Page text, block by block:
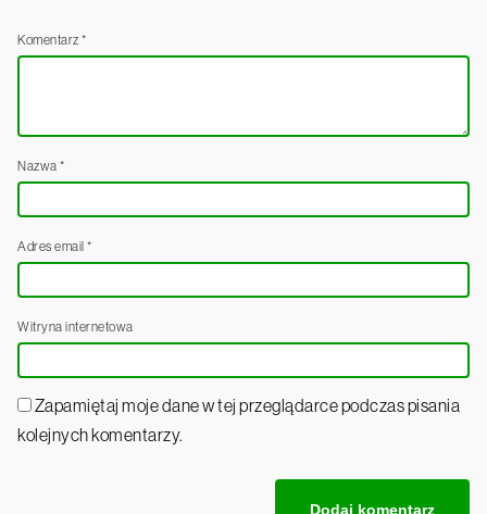
Komentarz *
Nazwa *
Adres email *
Witryna internetowa
Zapamiętaj moje dane w tej przeglądarce podczas pisania
kolejnych komentarzy.